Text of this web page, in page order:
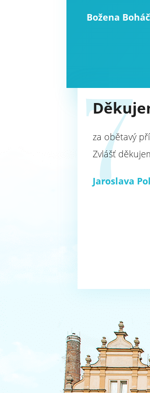
Božena
7
za obětavý
Zvlášť
Jaroslava